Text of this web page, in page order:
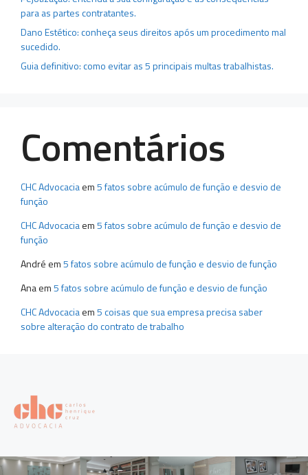
para as partes contratantes.
Dano Estético: conheça seus direitos após um procedimento mal
sucedido.
Guia definitivo: como evitar as 5 principais multas trabalhistas.
Comentários
CHC Advocaciaem5 fatos sobre acúmulo de função e desvio de
função
CHC Advocaciaem5 fatos sobre acúmulo de função e desvio de
função
André em5 fatos sobre acúmulo de função e desvio de função
Anaem5 fatos sobre acúmulo de função e desvio de função
CHC Advocaciaem5 coisas que sua empresa precisa saber
sobre alteração do contrato de trabalho